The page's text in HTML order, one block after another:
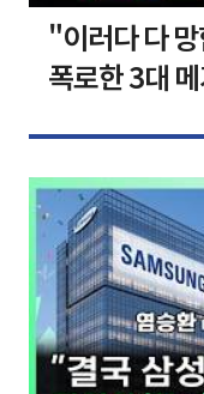
"이러다 다
폭로한 3대